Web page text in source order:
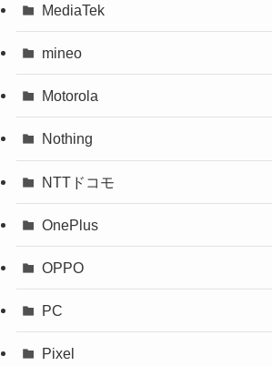
MediaTek
mineo
Motorola
Nothing
NTTドコモ
OnePlus
OPPO
PC
Pixel